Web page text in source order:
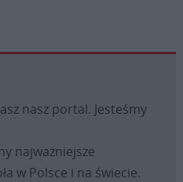
nasz portal. Jesteśmy
najważniejsze
w Polsce i na świecie.